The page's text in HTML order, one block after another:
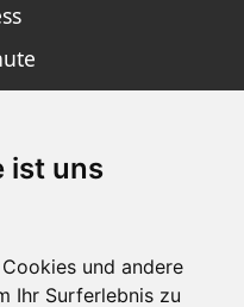
ist uns
und andere
Ihr Surferlebnis zu
SKI APP
iOS und Android - Ein
und Schneefreaks!